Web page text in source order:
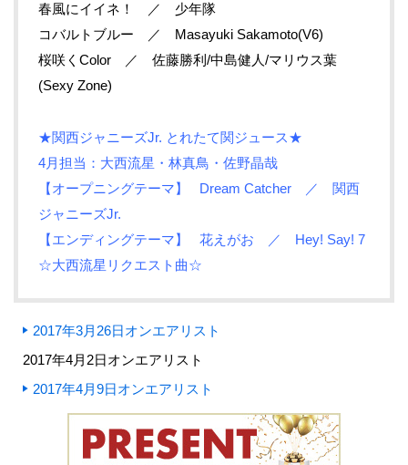
春風にイイネ！ ／ 少年隊
コバルトブルー ／ Masayuki Sakamoto(V6)
桜咲くColor ／ 佐藤勝利/中島健人/マリウス葉
(Sexy Zone)
★関西ジャニーズJr. とれたて関ジュース★
4月担当：大西流星・ 林真鳥・ 佐野晶哉
【オープニングテーマ】 Dream Catcher ／ 関西
ジャニーズJr.
【エンディングテーマ】 花えがお ／ Hey! Say! 7
☆大西流星 リクエスト曲☆
2017年3月26日オンエアリスト
2017年4月2日オンエアリスト
2017年4月9日オンエアリスト